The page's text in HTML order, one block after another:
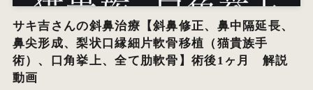
サキ吉さんの斜鼻治療【斜鼻修正、鼻中隔延長、
鼻尖形成、梨状口縁細片軟骨移植（猫貴族手
術）、口角挙上、全て肋軟骨】術後1ヶ月 解説
動画